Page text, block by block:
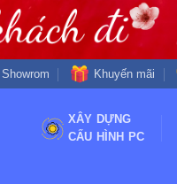
Showrom Khuyến mãi
XÂY DỰNG
CẤU HÌNH PC